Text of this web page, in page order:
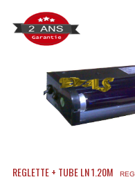
REGLETTE + TUBE LN 1.20M